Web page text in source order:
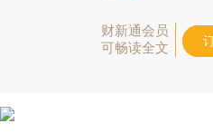
财新通会员
可畅读全文